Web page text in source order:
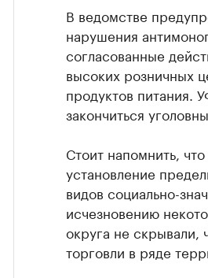
В ведомстве
нарушения
согласованные
высоких розничных
продуктов питания.
закончиться
Стоит напомнить,
установление
видов социально-
исчезновению
округа не скрывали,
торговли в ряде